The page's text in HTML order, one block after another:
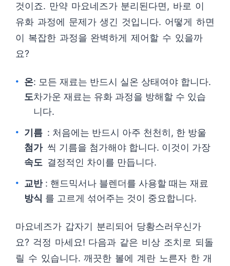
것이죠. 만약 마요네즈가 분리된다면, 바로 이
유화 과정에 문제가 생긴 것입니다. 어떻게 하면
이 복잡한 과정을 완벽하게 제어할 수 있을까
요?
온
도
: 모든 재료는 반드시 실온 상태여야 합니다.
차가운 재료는 유화 과정을 방해할 수 있습
니다.
기름
첨가
속도
: 처음에는 반드시 아주 천천히, 한 방울
씩 기름을 첨가해야 합니다. 이것이 가장
결정적인 차이를 만듭니다.
교반
방식
: 핸드믹서나 블렌더를 사용할 때는 재료
를 고르게 섞어주는 것이 중요합니다.
마요네즈가 갑자기 분리되어 당황스러우신가
요? 걱정 마세요! 다음과 같은 비상 조치로 되돌
릴 수 있습니다. 깨끗한 볼에 계란 노른자 한 개